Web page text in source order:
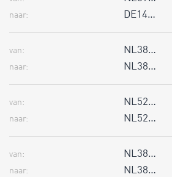
naar: DE14…
van: NL38…
naar: NL38…
van: NL52…
naar: NL52…
van: NL38…
naar: NL38…